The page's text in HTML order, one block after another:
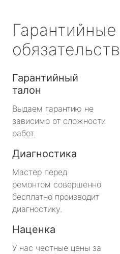
Гарантийные
Гарантийный
талон
Выдаем гарантию не
зависимо от сложности
работ.
Диагностика
Мастер перед
ремонтом совершенно
бесплатно производит
диагностику.
Наценка
У нас честные цены за